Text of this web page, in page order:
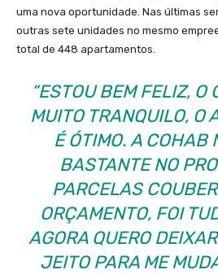
uma nova oportunidade. Nas últimas
outras sete unidades no mesmo
total de 448 apartamentos.
“ESTOU BEM FELIZ, O
MUITO TRANQUILO, O
É ÓTIMO. A COHAB
BASTANTE NO
PARCELAS
ORÇAMENTO, FOI
AGORA QUERO
JEITO PARA ME